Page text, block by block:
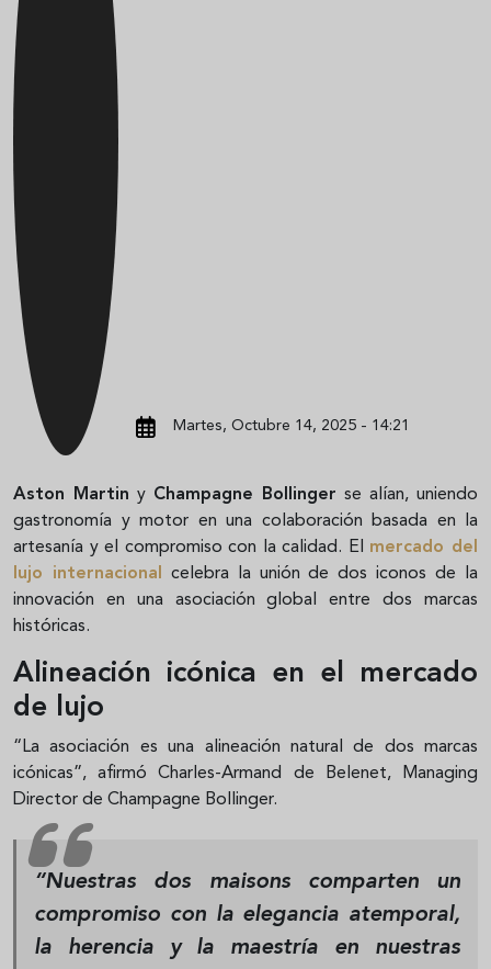
Martes, Octubre 14, 2025 - 14:21
Aston Martin y Champagne Bollinger se alían, uniendo
gastronomía y motor en una colaboración basada en la
artesanía y el compromiso con la calidad. El mercado del
lujo internacional celebra la unión de dos iconos de la
innovación en una asociación global entre dos marcas
históricas.
Alineación icónica en el mercado
de lujo
“La asociación es una alineación natural de dos marcas
icónicas”, afirmó Charles-Armand de Belenet, Managing
Director de Champagne Bollinger.
“Nuestras dos maisons comparten un
compromiso con la elegancia atemporal,
la herencia y la maestría en nuestras